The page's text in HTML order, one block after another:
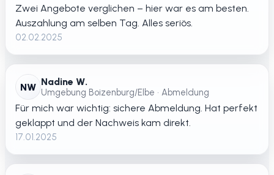
Zwei Angebote verglichen – hier war es am besten.
Auszahlung am selben Tag. Alles seriös.
02.02.2025
NW Nadine W.
Umgebung Boizenburg/Elbe • Abmeldung
Für mich war wichtig: sichere Abmeldung. Hat perfekt
geklappt und der Nachweis kam direkt.
17.01.2025